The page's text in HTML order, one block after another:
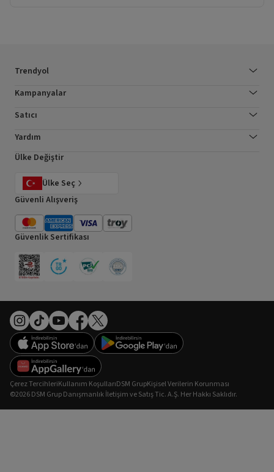
Trendyol
Kampanyalar
Satıcı
Yardım
Ülke Değiştir
Ülke Seç
Güvenli Alışveriş
Güvenlik Sertifikası
©2026 DSM Grup Danışmanlık İletişim ve Satış Tic. A.Ş. Her Hakkı Saklıdır.
Çerez TercihleriKullanım KoşullarıDSM GrupKişisel Verilerin Korunması